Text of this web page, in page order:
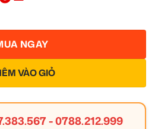
VÀO GIỎ
NGAY
-0788.212.999